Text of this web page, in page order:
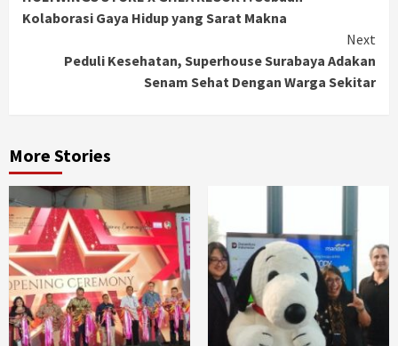
Reading
Kolaborasi Gaya Hidup yang Sarat Makna
Next
Peduli Kesehatan, Superhouse Surabaya Adakan
Senam Sehat Dengan Warga Sekitar
More Stories